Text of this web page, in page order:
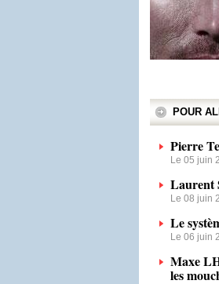
POUR
Pierre
Le 05 juin
Laurent
Le 08 juin
Le
Le 06 juin
Maxe
les